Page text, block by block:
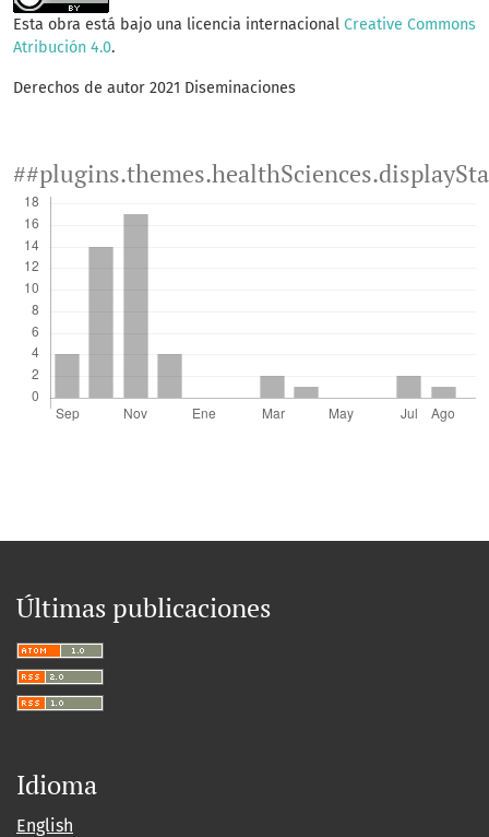
Esta obra está bajo una licencia internacional Creative Commons
Atribución 4.0.
Derechos de autor 2021 Diseminaciones
Últimas publicaciones
Idioma
English